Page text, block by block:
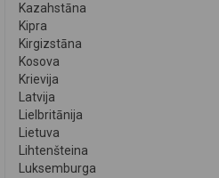
Kazahstāna
Kipra
Kirgizstāna
Kosova
Krievija
Latvija
Lielbritānija
Lietuva
Lihtenšteina
Luksemburga